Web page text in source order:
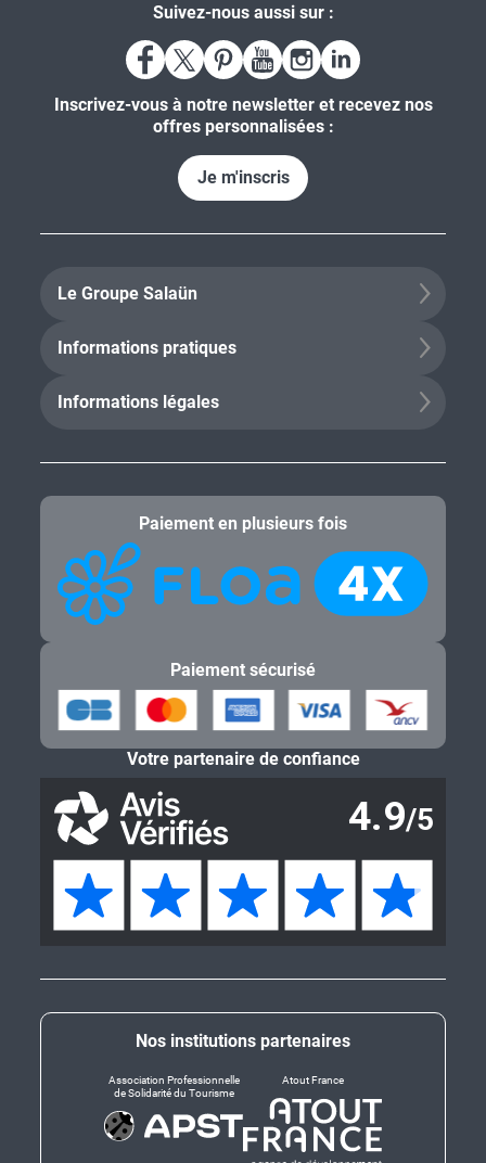
Suivez-nous aussi sur :
Inscrivez-vous à notre newsletter et recevez nos
offres personnalisées :
Je m'inscris
Le Groupe Salaün
Informations pratiques
Informations légales
Nos institutions partenaires
Association Professionnelle
de Solidarité du Tourisme
Atout France
Paiement en plusieurs fois
Paiement sécurisé
Votre partenaire de confiance